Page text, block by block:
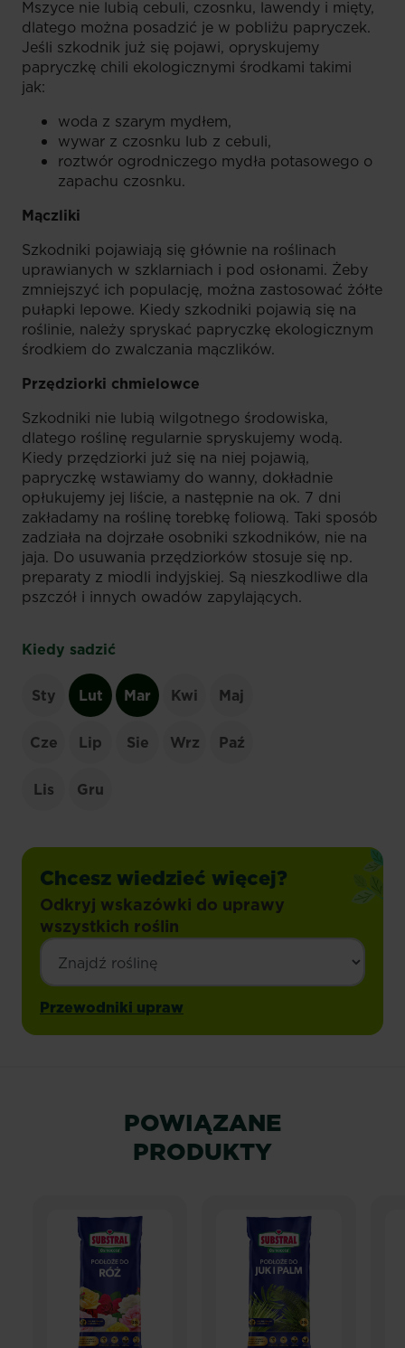
Mszyce nie lubią cebuli, czosnku, lawendy i mięty,
dlatego można posadzić je w pobliżu papryczek.
Jeśli szkodnik już się pojawi, opryskujemy
papryczkę chili ekologicznymi środkami takimi
jak:
woda z szarym mydłem,
wywar z czosnku lub z cebuli,
roztwór ogrodniczego mydła potasowego o
zapachu czosnku.
Mączliki
Szkodniki pojawiają się głównie na roślinach
uprawianych w szklarniach i pod osłonami. Żeby
zmniejszyć ich populację, można zastosować żółte
pułapki lepowe. Kiedy szkodniki pojawią się na
roślinie, należy spryskać papryczkę ekologicznym
środkiem do zwalczania mączlików.
Przędziorki chmielowce
Szkodniki nie lubią wilgotnego środowiska,
dlatego roślinę regularnie spryskujemy wodą.
Kiedy przędziorki już się na niej pojawią,
papryczkę wstawiamy do wanny, dokładnie
opłukujemy jej liście, a następnie na ok. 7 dni
zakładamy na roślinę torebkę foliową. Taki sposób
zadziała na dojrzałe osobniki szkodników, nie na
jaja. Do usuwania przędziorków stosuje się np.
preparaty z miodli indyjskiej. Są nieszkodliwe dla
pszczół i innych owadów zapylających.
Kiedy sadzić
Sty Lut Mar Kwi Maj
Cze Lip Sie Wrz Paź
Lis Gru
Chcesz wiedzieć więcej?
Odkryj wskazówki do uprawy
wszystkich roślin
Przewodniki upraw
POWIĄZANE
PRODUKTY